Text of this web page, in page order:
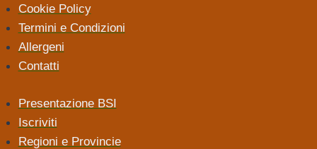
Cookie Policy
Termini e Condizioni
Allergeni
Contatti
Presentazione BSI
Iscriviti
Regioni e Provincie